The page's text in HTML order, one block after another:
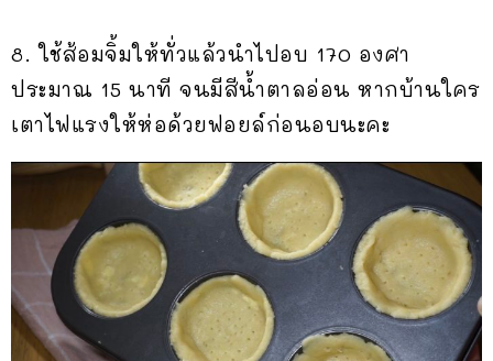
8. ใช้ส้อมจิ้มให้ทั่วแล้วนำไปอบ 170 องศา
ประมาณ 15 นาที จนมีสีน้ำตาลอ่อน หากบ้านใคร
เตาไฟแรงให้ห่อด้วยฟอยล์ก่อนอบนะคะ